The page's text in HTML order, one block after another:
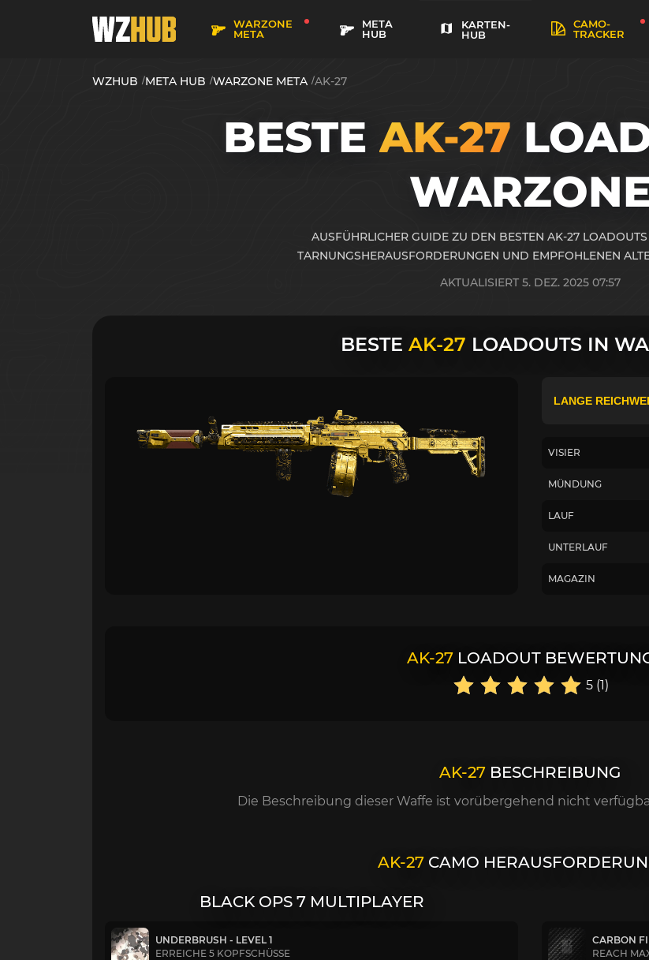
WARZONE
META
META
HUB
KARTEN-
HUB
CAMO-
TRACKER
WZHUB META HUB WARZONE META AK-27
BESTE AK-27
AUSFÜHRLICHER GUIDE ZU DEN BESTEN AK-27
TARNUNGSHERAUSFORDERUNGEN UND EMPFOHLENEN
AKTUALISIERT 5. DEZ. 2025 07:57
BESTE AK-27 LOADOUTS IN
VISIER
MÜNDUNG
LAUF
UNTERLAUF
MAGAZIN
AK-27LOADOUT
5 (1)
AK-27 BESCHREIBUNG
Die Beschreibung dieser Waffe ist vorübergehend nicht
AK-27CAMO
BLACK OPS 7 MULTIPLAYER
UNDERBRUSH - LEVEL 1
ERREICHE 5 KOPFSCHÜSSE
CARBON
REACH